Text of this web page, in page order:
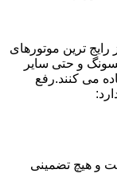
ترین موتورهای
و حتی سایر
می کنند.رفع
و هیچ تضمینی